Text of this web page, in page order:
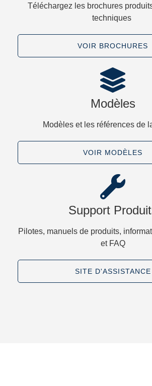
Téléchargez les brochures
techniques ​
VOIR BROCHURES
Modèles
Modèles et les références de
VOIR MODÈLES​
Support
Pilotes, manuels de produits,
et FAQ​
SITE D'ASSISTANCE